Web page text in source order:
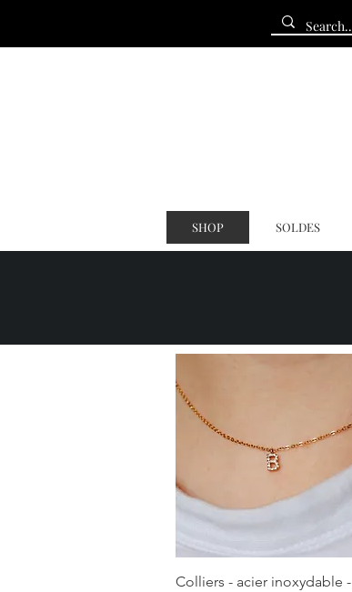
SHOP SOLDES
Aperçu rapide
Colliers - acier inoxydable -